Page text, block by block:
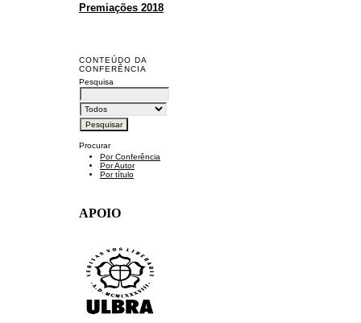
Premiações 2018
CONTEÚDO DA
CONFERÊNCIA
Pesquisa
Procurar
Por Conferência
Por Autor
Por título
APOIO